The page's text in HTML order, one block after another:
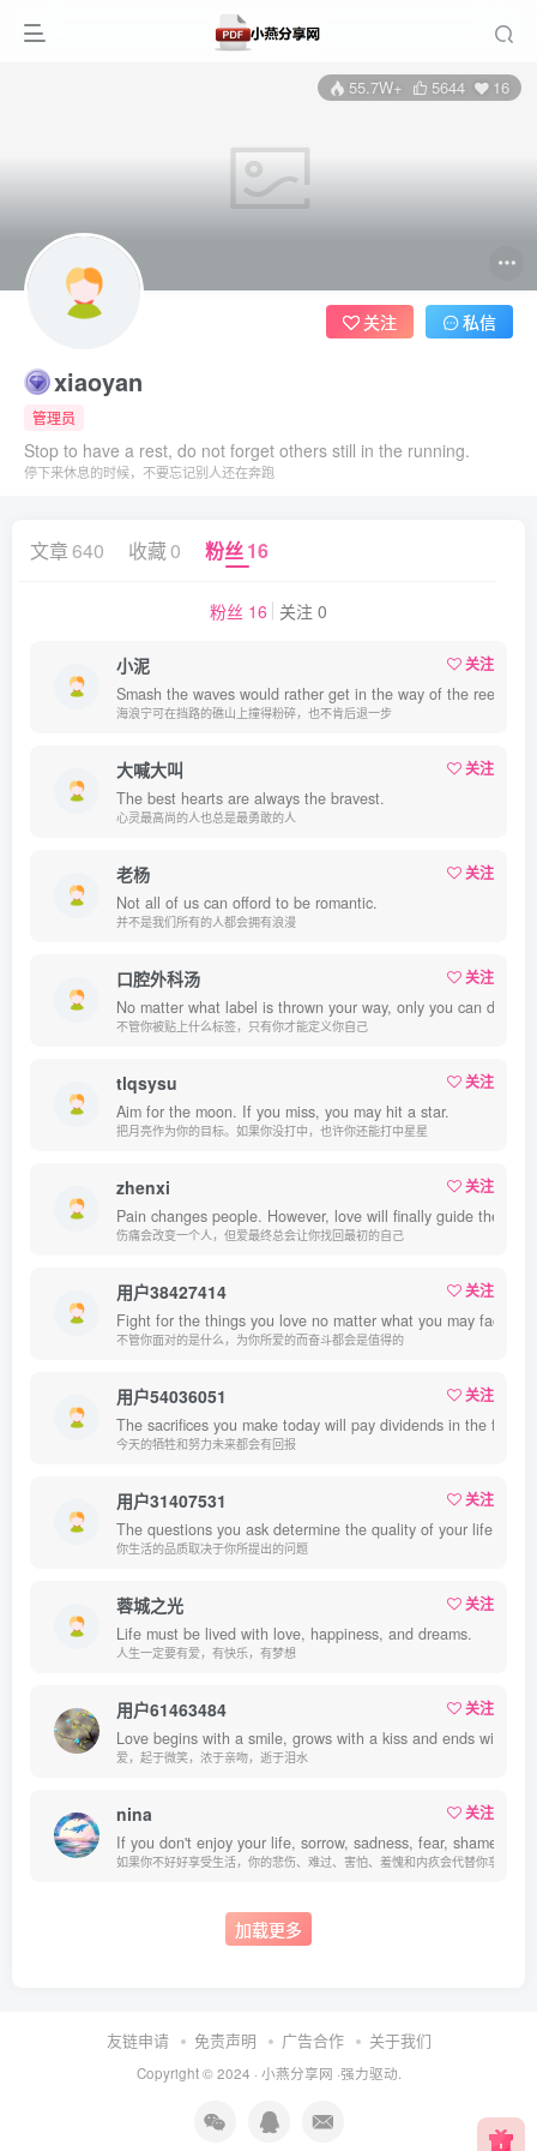
55.7W+ 5644 16
xiaoyan
管理员
Stop to have a rest, do not forget others still in the running.
停下来休息的时候，不要忘记别人还在奔跑
关注 私信
文章 640 收藏0 粉丝16
粉丝 16 关注 0
小泥
关注
Smash the waves would rather get in the way of the reef
海浪宁可在挡路的礁山上撞得粉碎，也不肯后退一步
大喊大叫
关注
The best hearts are always the bravest.
心灵最高尚的人也总是最勇敢的人
老杨
关注
Not all of us can offord to be romantic.
并不是我们所有的人都会拥有浪漫
口腔外科汤
关注
No matter what label is thrown your way, only you can define
不管你被贴上什么标签，只有你才能定义你自己
tlqsysu
关注
Aim for the moon. If you miss, you may hit a star.
把月亮作为你的目标。如果你没打中，也许你还能打中星星
zhenxi
关注
Pain changes people. However, love will finally guide them
伤痛会改变一个人，但爱最终总会让你找回最初的自己
用户38427414
关注
Fight for the things you love no matter what you may face, it
不管你面对的是什么，为你所爱的而奋斗都会是值得的
用户54036051
关注
The sacrifices you make today will pay dividends in the future.
今天的牺牲和努力未来都会有回报
用户31407531
关注
The questions you ask determine the quality of your life.
你生活的品质取决于你所提出的问题
蓉城之光
关注
Life must be lived with love, happiness, and dreams.
人生一定要有爱，有快乐，有梦想
用户61463484
关注
Love begins with a smile, grows with a kiss and ends with a
爱，起于微笑，浓于亲吻，逝于泪水
nina
关注
If you don't enjoy your life, sorrow, sadness, fear, shame and
如果你不好好享受生活，你的悲伤、难过、害怕、羞愧和内疚会代替你享受
加载更多
友链申请 免责声明 广告合作 关于我们
Copyright © 2024 · 小燕分享网 ·强力驱动.